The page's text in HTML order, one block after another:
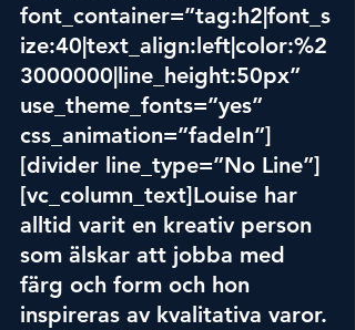
font_container=”tag:h2|font_s
ize:40|text_align:left|color:%2
3000000|line_height:50px”
use_theme_fonts=”yes”
css_animation=”fadeIn”]
[divider line_type=”No Line”]
[vc_column_text]Louise har
alltid varit en kreativ person
som älskar att jobba med
färg och form och hon
inspireras av kvalitativa varor.